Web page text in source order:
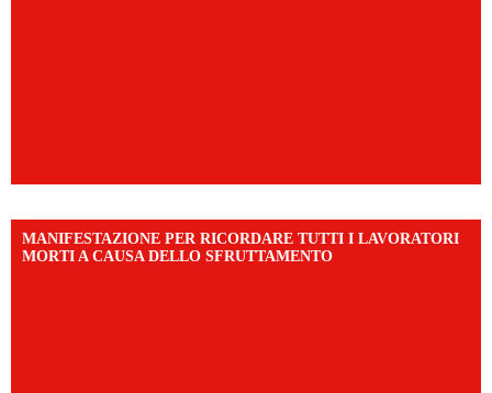
MANIFESTAZIONE PER RICORDARE TUTTI I LAVORATORI
MORTI A CAUSA DELLO SFRUTTAMENTO